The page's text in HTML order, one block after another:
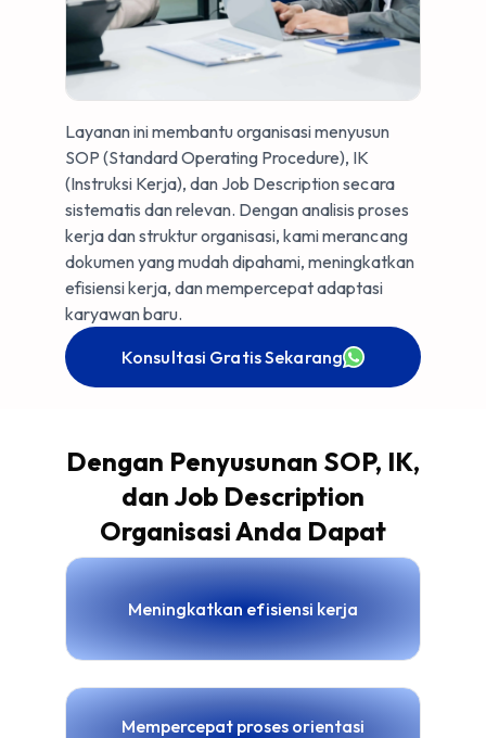
Layanan ini membantu organisasi menyusun
SOP (Standard Operating Procedure), IK
(Instruksi Kerja), dan Job Description secara
sistematis dan relevan. Dengan analisis proses
kerja dan struktur organisasi, kami merancang
dokumen yang mudah dipahami, meningkatkan
efisiensi kerja, dan mempercepat adaptasi
karyawan baru.
Konsultasi Gratis Sekarang
Dengan Penyusunan SOP, IK,
dan Job Description
Organisasi Anda Dapat
Meningkatkan efisiensi kerja
Mempercepat proses orientasi